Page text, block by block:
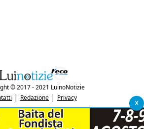
x
© 2017 - 2021 LuinoNotizie
| Redazione | Privacy
giornalistica iscritta al Registro Stampa del
al n. 5/2017 in data 29/6/2017"